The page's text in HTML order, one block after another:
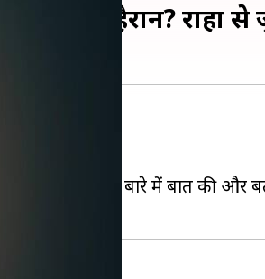
किया हैरान? राहा से
हैं।
बने रहते हैं।
राहा कपूर के बारे में बात की और